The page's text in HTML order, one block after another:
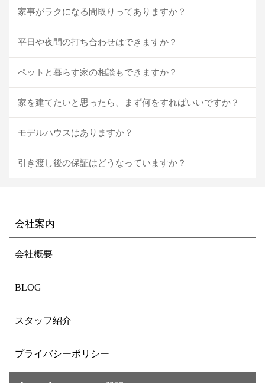
家事がラクになる間取りってありますか？
平日や夜間の打ち合わせはできますか？
ペットと暮らす家の相談もできますか？
家を建てたいと思ったら、まず何をすればいいですか？
モデルハウスはありますか？
引き渡し後の保証はどうなっていますか？
会社案内
会社概要
BLOG
スタッフ紹介
プライバシーポリシー